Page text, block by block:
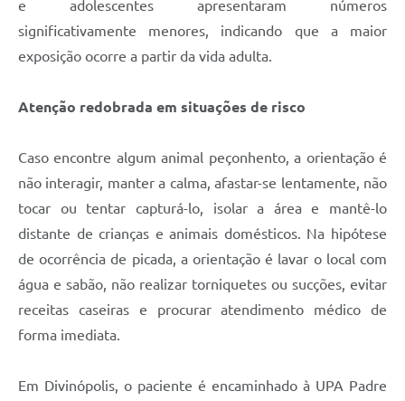
e adolescentes apresentaram números
significativamente menores, indicando que a maior
exposição ocorre a partir da vida adulta.
Atenção redobrada em situações de risco
Caso encontre algum animal peçonhento, a orientação é
não interagir, manter a calma, afastar-se lentamente, não
tocar ou tentar capturá-lo, isolar a área e mantê-lo
distante de crianças e animais domésticos. Na hipótese
de ocorrência de picada, a orientação é lavar o local com
água e sabão, não realizar torniquetes ou sucções, evitar
receitas caseiras e procurar atendimento médico de
forma imediata.
Em Divinópolis, o paciente é encaminhado à UPA Padre